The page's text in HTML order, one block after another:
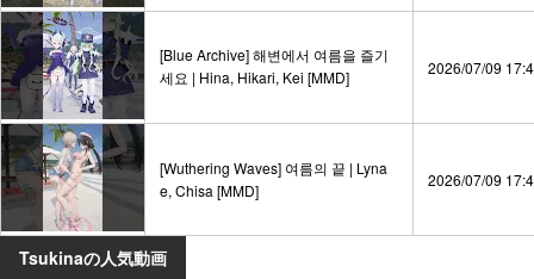
[Blue Archive] 해변에서 여름을 즐기
세요 | Hina, Hikari, Kei [MMD]
2026/07/09
[Wuthering Waves] 여름의 끝 | Lyna
e, Chisa [MMD]
2026/07/09
Tsukinaの人気動画